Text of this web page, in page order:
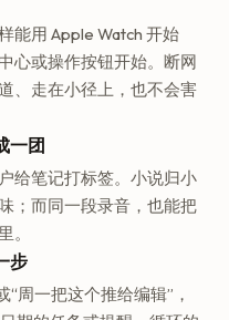
能用 Apple Watch 开始
心或操作按钮开始。断网
、走在小径上，也不会害
一团
给笔记打标签。小说归小
；而同一段录音，也能把
。
步
“周一把这个推给编辑”，